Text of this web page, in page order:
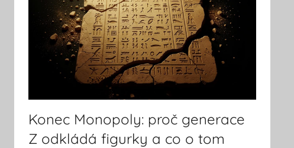
Konec Monopoly: proč generace
Z odkládá figurky a co o tom